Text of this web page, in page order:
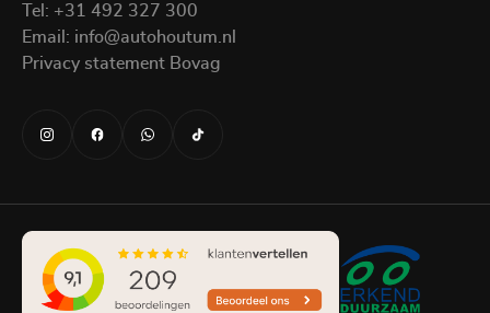
Tel: +31 492 327 300
Email: info@autohoutum.nl
Privacy statement Bovag